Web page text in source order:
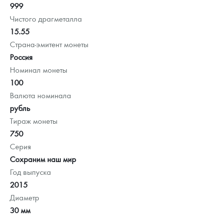
999
Чистого драгметалла
15.55
Страна-эмитент монеты
Россия
Номинал монеты
100
Валюта номинала
рубль
Тираж монеты
750
Серия
Сохраним наш мир
Год выпуска
2015
Диаметр
30 мм